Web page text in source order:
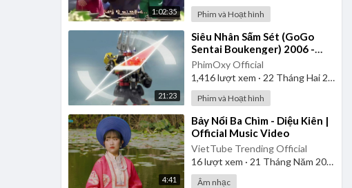
1:02:35 Phim và Hoạt hình
21:23
⁣Siêu Nhân Sấm Sét (GoGo
Sentai Boukenger) 2006 -
Tập 2 | Thuyết Minh
PhimOxy Official
1,416lượt xem · 22 Tháng Hai 2025
Phim và Hoạt hình
4:41
⁣Bảy Nổi Ba Chìm - Diệu Kiên |
Official Music Video
VietTube Trending Official
16lượt xem · 21 Tháng Năm 2026
Âm nhạc